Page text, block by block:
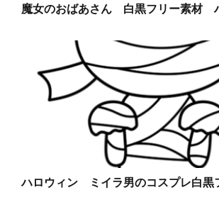
魔女のおばあさん 白黒フリー素材
ハロウィン ミイラ男のコスプレ白